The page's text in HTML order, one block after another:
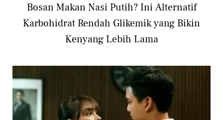
Bosan Makan Nasi Putih? Ini Alternatif
Karbohidrat Rendah Glikemik yang Bikin
Kenyang Lebih Lama